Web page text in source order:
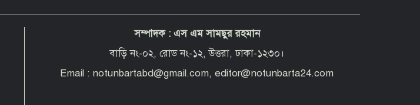
সম্পাদক : এস এম সামছুর রহমান
বাড়ি নং-০২, রোড নং-১২, উত্তরা, ঢাকা-১২৩০।
Email : notunbartabd@gmail.com, editor@notunbarta24.com